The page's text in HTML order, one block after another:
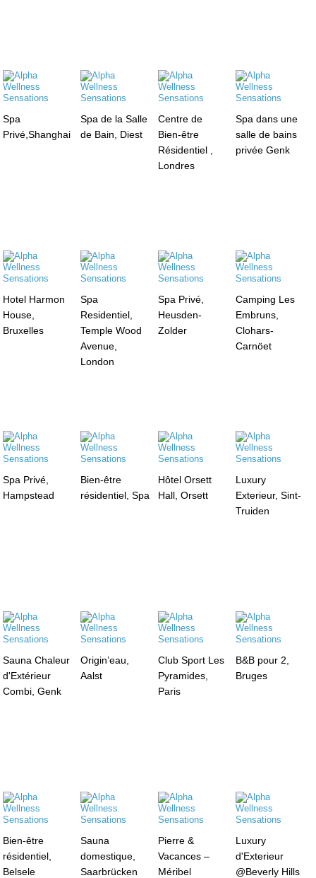
Spa
Privé,Shanghai
Spa de la Salle
de Bain, Diest
Centre de
Bien-être
Résidentiel ,
Londres
Spa dans une
salle de bains
privée Genk
Hotel Harmon
House,
Bruxelles
Spa
Residentiel,
Temple Wood
Avenue,
London
Spa Privé,
Heusden-
Zolder
Camping Les
Embruns,
Clohars-
Carnöet
Spa Privé,
Hampstead
Bien-être
résidentiel, Spa
Hôtel Orsett
Hall, Orsett
Luxury
Exterieur, Sint-
Truiden
Sauna Chaleur
d'Extérieur
Combi, Genk
Origin’eau,
Aalst
Club Sport Les
Pyramides,
Paris
B&B pour 2,
Bruges
Bien-être
résidentiel,
Belsele
Sauna
domestique,
Saarbrücken
Pierre &
Vacances –
Méribel
Luxury
d'Exterieur
@Beverly Hills